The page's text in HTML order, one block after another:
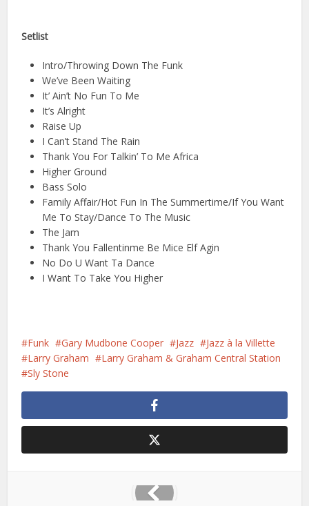
Setlist
Intro/Throwing Down The Funk
We’ve Been Waiting
It’ Ain’t No Fun To Me
It’s Alright
Raise Up
I Can’t Stand The Rain
Thank You For Talkin’ To Me Africa
Higher Ground
Bass Solo
Family Affair/Hot Fun In The Summertime/If You Want
Me To Stay/Dance To The Music
The Jam
Thank You Fallentinme Be Mice Elf Agin
No Do U Want Ta Dance
I Want To Take You Higher
Funk Gary Mudbone Cooper Jazz
Jazz à la Villette
Larry Graham
Larry Graham & Graham Central Station
Sly Stone